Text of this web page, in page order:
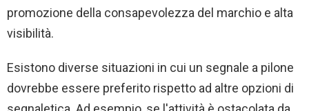
promozione della consapevolezza del marchio e alta
visibilità.
Esistono diverse situazioni in cui un segnale a pilone
dovrebbe essere preferito rispetto ad altre opzioni di